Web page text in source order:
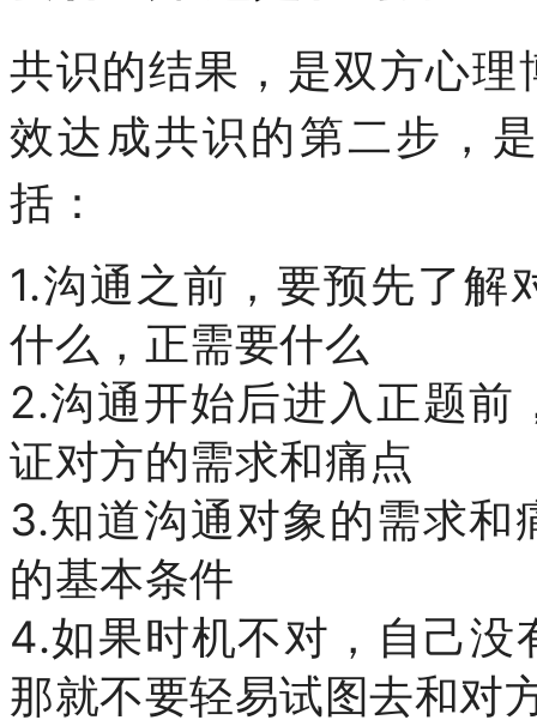
共识的结果，是双方心
效达成共识的第二步，
括：
1.沟通之前，要预先了解
什么，正需要什么
2.沟通开始后进入正题前
证对方的需求和痛点
3.知道沟通对象的需求和
的基本条件
4.如果时机不对，自己没
那就不要轻易试图去和对